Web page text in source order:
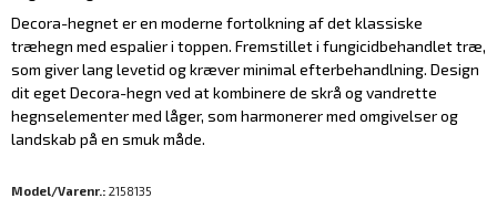
Decora-hegnet er en moderne fortolkning af det klassiske
træhegn med espalier i toppen. Fremstillet i fungicidbehandlet træ,
som giver lang levetid og kræver minimal efterbehandlning. Design
dit eget Decora-hegn ved at kombinere de skrå og vandrette
hegnselementer med låger, som harmonerer med omgivelser og
landskab på en smuk måde.
Model/Varenr.: 2158135